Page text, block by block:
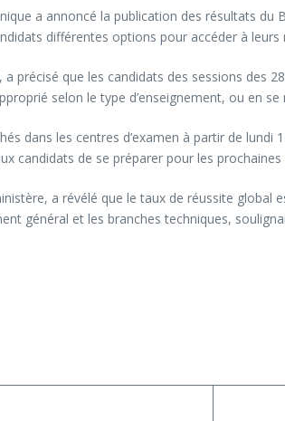
a annoncé la publication des résultats
différentes options pour accéder à leurs
précisé que les candidats des sessions des
selon le type d’enseignement, ou en
dans les centres d’examen à partir de
candidats de se préparer pour les
a révélé que le taux de réussite global
général et les branches techniques,